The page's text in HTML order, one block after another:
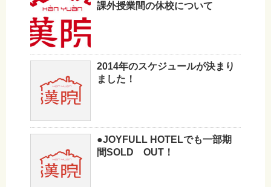
課外授業間の休校について
2014年のスケジュールが決まり
ました！
●JOYFULL HOTELでも一部期
間SOLD OUT！